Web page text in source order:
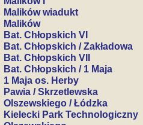
Malików wiadukt
Malików
Bat. Chłopskich VI
Bat. Chłopskich / Zakładowa
Bat. Chłopskich VII
Bat. Chłopskich / 1 Maja
1 Maja os. Herby
Pawia / Skrzetlewska
Olszewskiego / Łódzka
Kielecki Park Technologiczny